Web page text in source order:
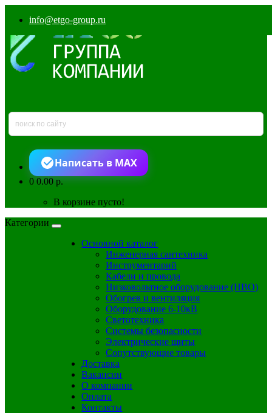
info@etgo-group.ru
Написать в MAX
00.00 р.
В корзине пусто!
Категории
Основной каталог
Инженерная сантехника
Инструментарий
Кабели и провода
Низковольтное оборудование (НВО)
Обогрев и вентиляция
Оборудование 6-10кВ
Светотехника
Системы безопасности
Электрические щиты
Сопутствующие товары
Доставка
Вакансии
О компании
Оплата
Контакты